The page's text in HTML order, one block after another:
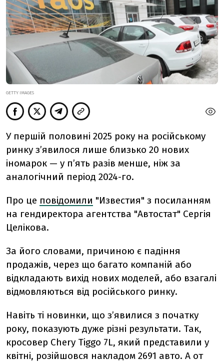
GETTY IMAGES
У першій половині 2025 року на російському
ринку з’явилося лише близько 20 нових
іномарок — у п’ять разів менше, ніж за
аналогічний період 2024-го.
Про це повідомили "Известия" з посиланням
на гендиректора агентства "Автостат" Сергія
Целікова.
За його словами, причиною є падіння
продажів, через що багато компаній або
відкладають вихід нових моделей, або взагалі
відмовляються від російського ринку.
Навіть ті новинки, що з’явилися з початку
року, показують дуже різні результати. Так,
кросовер Chery Tiggo 7L, який представили у
квітні, розійшовся накладом 2691 авто. А от